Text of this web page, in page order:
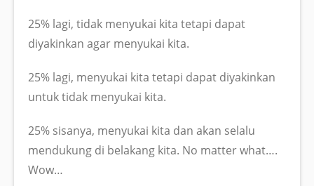
25% lagi, tidak menyukai kita tetapi dapat
diyakinkan agar menyukai kita.
25% lagi, menyukai kita tetapi dapat diyakinkan
untuk tidak menyukai kita.
25% sisanya, menyukai kita dan akan selalu
mendukung di belakang kita. No matter what….
Wow…